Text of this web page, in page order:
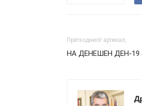
Претходниот артикал,
НА ДЕНЕШЕН ДЕН-19